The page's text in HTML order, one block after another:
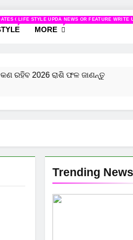
TO WOMEN
ON CINEMA
LIFE STYLE UPDATES
MORE
NEWS OR FEATURE WRITE
ରହିବ 2026 ରାଶି ଫଳ ଜାଣନ୍ତୁ
Trending News